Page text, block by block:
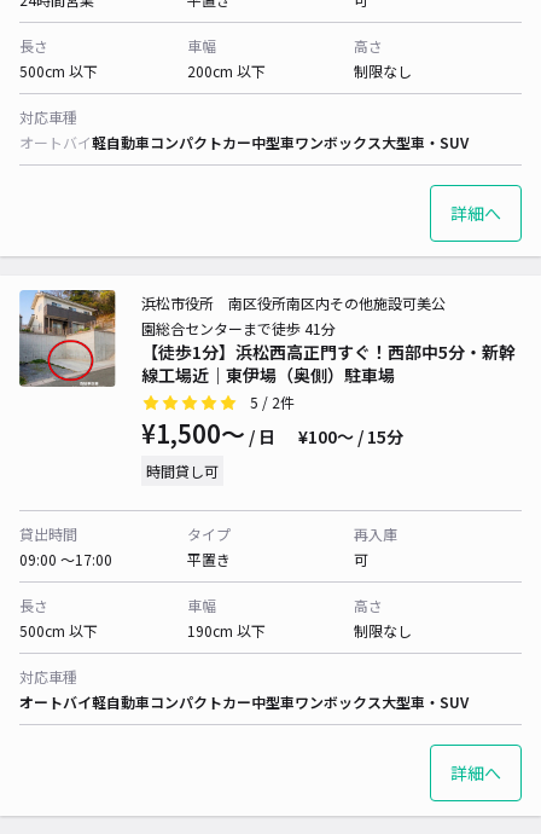
長さ
500cm 以下
車幅
200cm 以下
高さ
制限なし
対応車種
オートバイ軽自動車コンパクトカー中型車ワンボックス大型車・SUV
詳細へ
【徒歩1分】浜松西高正門すぐ！西部中5分・新幹
線工場近｜東伊場（奥側）駐車場
浜松市役所 南区役所南区内その他施設可美公
園総合センターまで徒歩 41分
5 / 2件
¥1,500〜 / 日 ¥100〜 / 15分
時間貸し可
貸出時間
09:00 〜17:00
タイプ
平置き
再入庫
可
長さ
500cm 以下
車幅
190cm 以下
高さ
制限なし
対応車種
オートバイ軽自動車コンパクトカー中型車ワンボックス大型車・SUV
詳細へ